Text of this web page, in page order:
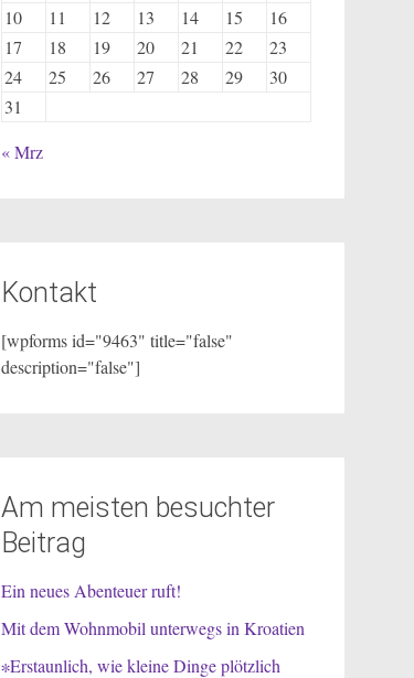
10
11 12 13 14 15
16
17
18 19 20 21 22
23
24
25 26 27 28 29
30
31
« Mrz
Kontakt
[wpforms id="9463" title="false"
description="false"]
Am meisten besuchter
Beitrag
Ein neues Abenteuer ruft!
Mit dem Wohnmobil unterwegs in Kroatien
∗Erstaunlich, wie kleine Dinge plötzlich